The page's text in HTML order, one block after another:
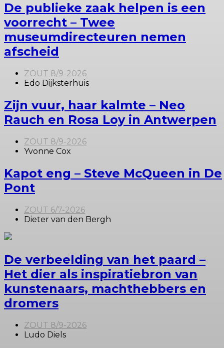
De publieke zaak helpen is een
voorrecht – Twee
museumdirecteuren nemen
afscheid
ZOUT 8/9-2026
Edo Dijksterhuis
Zijn vuur, haar kalmte – Neo
Rauch en Rosa Loy in Antwerpen
ZOUT 8/9-2026
Yvonne Cox
Kapot eng – Steve McQueen in De
Pont
ZOUT 6/7-2026
Dieter van den Bergh
De verbeelding van het paard –
Het dier als inspiratiebron van
kunstenaars, machthebbers en
dromers
ZOUT 8/9-2026
Ludo Diels